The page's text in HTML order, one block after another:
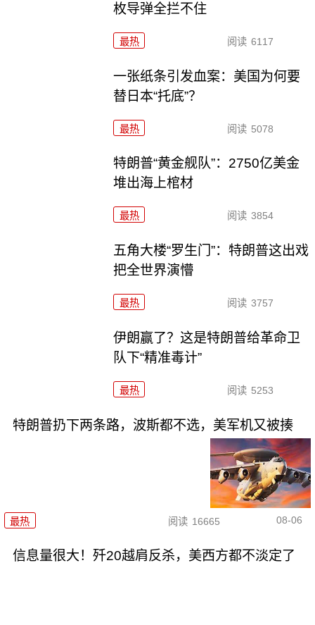
枚导弹全拦不住
最热 阅读 6117
一张纸条引发血案：美国为何要
替日本“托底”？
最热 阅读 5078
特朗普“黄金舰队”：2750亿美金
堆出海上棺材
最热 阅读 3854
五角大楼“罗生门”：特朗普这出戏
把全世界演懵
最热 阅读 3757
伊朗赢了？这是特朗普给革命卫
队下“精准毒计”
最热 阅读 5253
特朗普扔下两条路，波斯都不选，美军机又被揍
最热 阅读 16665 08-06
信息量很大！歼20越肩反杀，美西方都不淡定了